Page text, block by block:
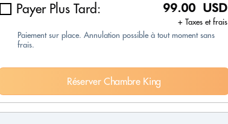
Payer Plus Tard: 99.00 USD
+ Taxes et frais
Paiement sur place. Annulation possible à tout moment sans
frais.
Réserver Chambre King